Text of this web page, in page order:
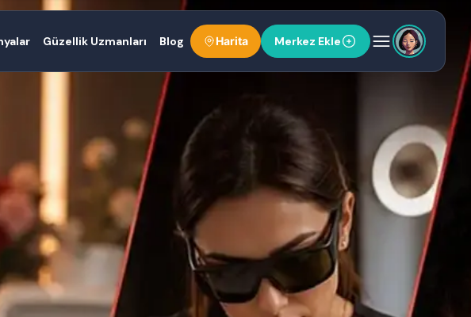
Güzellik Uzmanları Blog Harita Merkez Ekle